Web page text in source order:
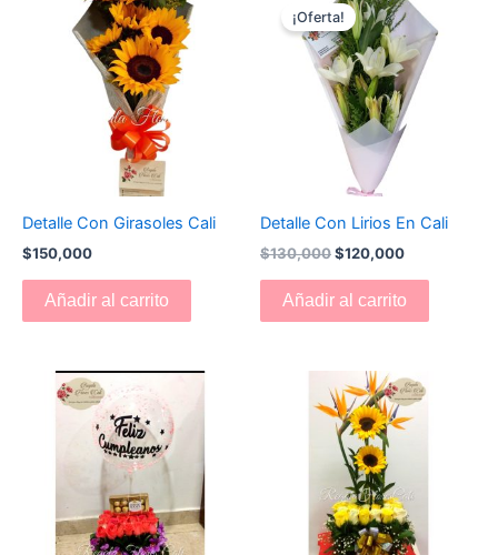
Detalle Con Girasoles Cali
$150,000
Añadir al carrito
¡Oferta!
Detalle Con Lirios En Cali
$130,000
precio
original
era:
$130,000.
$120,000
precio
actual
es:
$120,000.
Añadir al carrito